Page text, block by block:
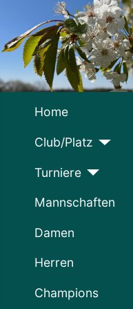
Home
Club/Platz
Turniere
Mannschaften
Damen
Herren
Champions